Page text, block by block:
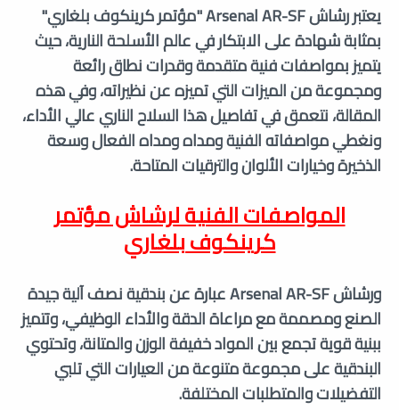
يعتبر رشاش Arsenal AR-SF " مؤتمر كرينكوف بلغاري"
بمثابة شهادة على الابتكار في عالم الأسلحة النارية، حيث
يتميز بمواصفات فنية متقدمة وقدرات نطاق رائعة
ومجموعة من الميزات التي تميزه عن نظيراته، وفي هذه
المقالة، نتعمق في تفاصيل هذا السلاح الناري عالي الأداء،
ونغطي مواصفاته الفنية ومداه ومداه الفعال وسعة
الذخيرة وخيارات الألوان والترقيات المتاحة.
المواصفات الفنية لرشاش مؤتمر
كرينكوف بلغاري
ورشاش Arsenal AR-SF عبارة عن بندقية نصف آلية جيدة
الصنع ومصممة مع مراعاة الدقة والأداء الوظيفي، وتتميز
ببنية قوية تجمع بين المواد خفيفة الوزن والمتانة، وتحتوي
البندقية على مجموعة متنوعة من العيارات التي تلبي
التفضيلات والمتطلبات المختلفة.